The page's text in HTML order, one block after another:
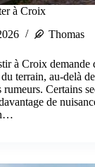
à Croix
Thomas
à Croix demande
terrain, au-delà
rumeurs. Certains
de